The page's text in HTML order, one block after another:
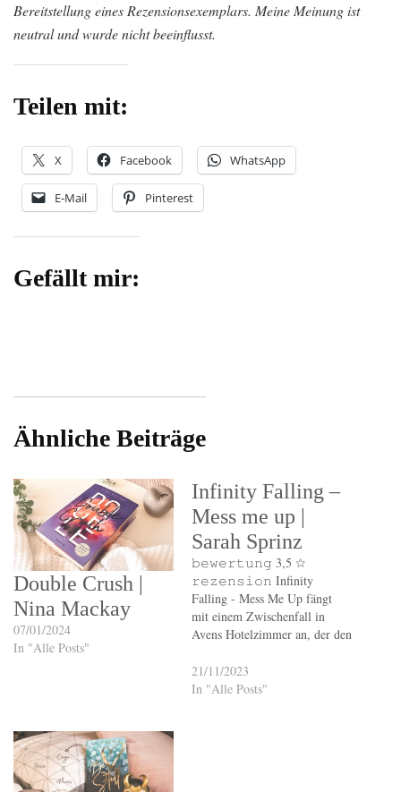
Bereitstellung eines Rezensionsexemplars. Meine Meinung ist
neutral und wurde nicht beeinflusst.
Teilen mit:
X Facebook WhatsApp
E-Mail Pinterest
Gefällt mir:
Ähnliche Beiträge
Double Crush |
Nina Mackay
07/01/2024
In "Alle Posts"
Infinity Falling –
Mess me up |
Sarah Sprinz
𝚋𝚎𝚠𝚎𝚛𝚝𝚞𝚗𝚐 3,5 ☆
𝚛𝚎𝚣𝚎𝚗𝚜𝚒𝚘𝚗 Infinity
Falling - Mess Me Up fängt
mit einem Zwischenfall in
Avens Hotelzimmer an, der den
nicht an Wichtigkeit verliert.
Aven bekommt eine Hauptrolle
21/11/2023
In "Alle Posts"